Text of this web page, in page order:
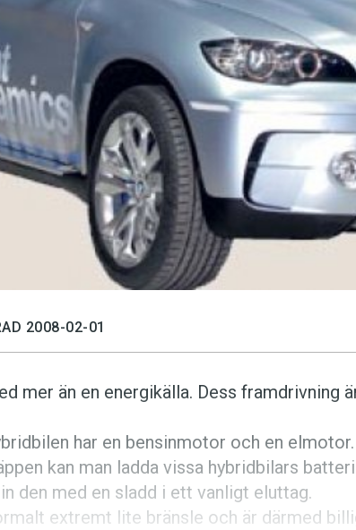
Podden
Anmäl till språkpolisen
Föreslå nyord
Annonsera
Prenumerera
Läs Språktidningen digitalt
2008-02-01
mer än en energikälla. Dess framdrivning
har en bensinmotor och en
kan man ladda vissa hybridbilars
den med en sladd i ett vanligt eluttag.
extremt lite bränsle och är därmed